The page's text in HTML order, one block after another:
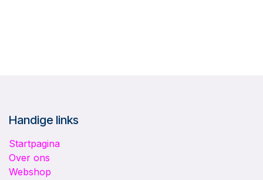
Handige links
Startpagina
Over ons
Webshop